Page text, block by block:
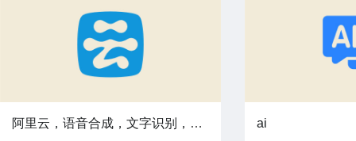
阿里云，语音合成，文字识别，发短信，智能2020-07 ai